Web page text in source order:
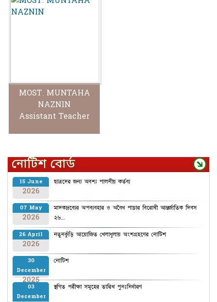
MOST. MUNTAHA
NAZNIN
Assistant Teacher
নোটিশ বোর্ড
15 June
2026
ছাত্রদের জন্য অবশ্য পালনীয় কর্তব্য
07 May
2026
মাদকদ্রব্যের অপব্যবহার ও অবৈধ পাচার বিরোধী আন্তর্জাতিক দিবস
২৬...
26 April
2026
নতুনকুঁড়ি আয়োজিত খেলাধুলায় অংশগ্রহণের নোটিশ
30
December
2025
নোটিশ
03
December
স্থগিত পরীক্ষা সমূহের তারিখ পুনঃনির্ধারণ